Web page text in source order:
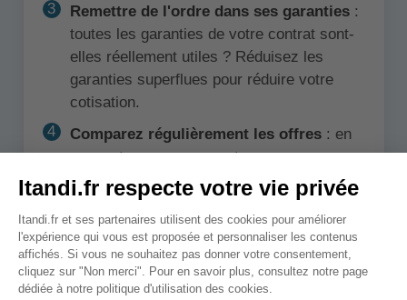
Remettre de l'ordre dans ses garanties :
toutes les garanties de votre contrat sont-
elles réellement utiles ? Réduisez les
garanties superflues pour réduire votre
cotisation.
Comparez régulièrement les offres: en
passant par un comparateur, vous pourrez
comparer les prix et les garanties de
milliers d'offres, vous saurez en un clin
d'œil si des économies sont possibles ou
non.
Votre conseiller n'est pas très serviable